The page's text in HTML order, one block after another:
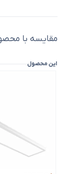
مقایسه با
این محصول